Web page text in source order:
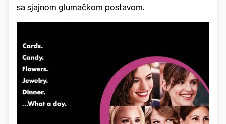
sa sjajnom glumačkom postavom.